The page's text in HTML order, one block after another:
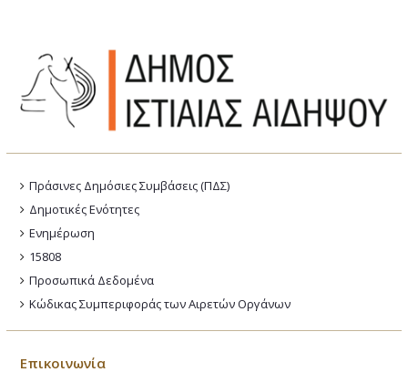
Πράσινες Δημόσιες Συμβάσεις (ΠΔΣ)
Δημοτικές Ενότητες
Ενημέρωση
15808
Προσωπικά Δεδομένα
Κώδικας Συμπεριφοράς των Αιρετών Οργάνων
Επικοινωνία